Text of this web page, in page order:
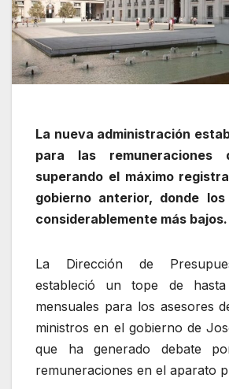
La nueva administración
para las remuneraciones
superando el máximo
gobierno anterior, donde
considerablemente más bajos.
La Dirección de
estableció un tope de
mensuales para los asesores
ministros en el gobierno de
que ha generado debate
remuneraciones en el aparato